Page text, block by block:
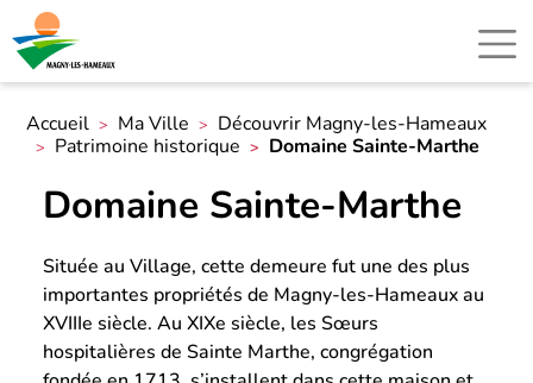
Accueil Ma Ville
Découvrir Magny-les-Hameaux
Patrimoine historique
Domaine Sainte-Marthe
Domaine Sainte-Marthe
Située au Village, cette demeure fut une des plus
importantes propriétés de Magny-les-Hameaux au
XVIIIe siècle. Au XIXe siècle, les Sœurs
hospitalières de Sainte Marthe, congrégation